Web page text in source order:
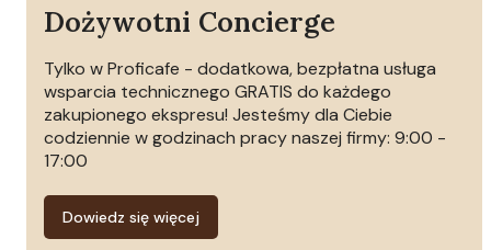
Dożywotni Concierge
Tylko w Proficafe - dodatkowa, bezpłatna usługa
wsparcia technicznego GRATIS do każdego
zakupionego ekspresu! Jesteśmy dla Ciebie
codziennie w godzinach pracy naszej firmy: 9:00 -
17:00
Dowiedz się więcej